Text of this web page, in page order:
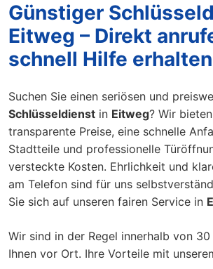
Günstiger
Eitweg – Direkt
schnell Hilfe erhalten
Suchen Sie einen seriösen und
Schlüsseldienst in Eitweg? Wir
transparente Preise, eine schnelle
Stadtteile und professionelle
versteckte Kosten. Ehrlichkeit und
am Telefon sind für uns
Sie sich auf unseren fairen Service in
Wir sind in der Regel innerhalb von
Ihnen vor Ort. Ihre Vorteile mit